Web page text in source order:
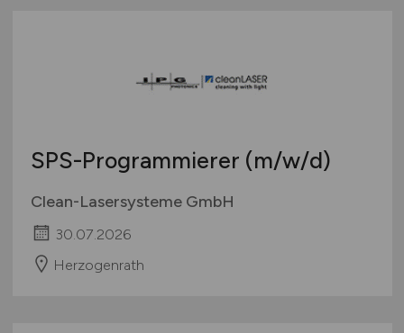
SPS-Programmierer (m/w/d)
Clean-Lasersysteme GmbH
30.07.2026
Herzogenrath